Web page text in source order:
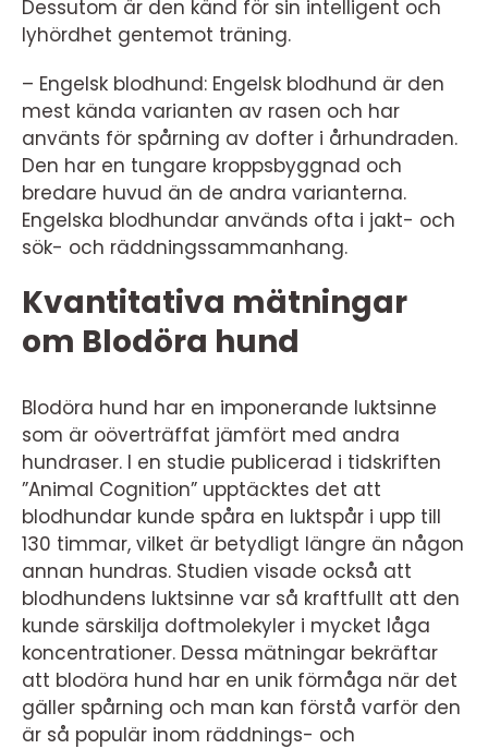
Dessutom är den känd för sin intelligent och
lyhördhet gentemot träning.
– Engelsk blodhund: Engelsk blodhund är den
mest kända varianten av rasen och har
använts för spårning av dofter i århundraden.
Den har en tungare kroppsbyggnad och
bredare huvud än de andra varianterna.
Engelska blodhundar används ofta i jakt- och
sök- och räddningssammanhang.
Kvantitativa mätningar
om Blodöra hund
Blodöra hund har en imponerande luktsinne
som är oöverträffat jämfört med andra
hundraser. I en studie publicerad i tidskriften
”Animal Cognition” upptäcktes det att
blodhundar kunde spåra en luktspår i upp till
130 timmar, vilket är betydligt längre än någon
annan hundras. Studien visade också att
blodhundens luktsinne var så kraftfullt att den
kunde särskilja doftmolekyler i mycket låga
koncentrationer. Dessa mätningar bekräftar
att blodöra hund har en unik förmåga när det
gäller spårning och man kan förstå varför den
är så populär inom räddnings- och